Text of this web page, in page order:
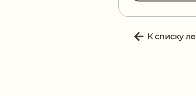
К списку